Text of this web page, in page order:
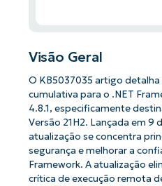
Visão Geral
O KB5037035 artigo detalha
cumulativa para o .NET
4.8.1, especificamente
Versão 21H2. Lançada em 9
atualização se concentra
segurança e melhorar a
Framework. A atualização
crítica de execução remota